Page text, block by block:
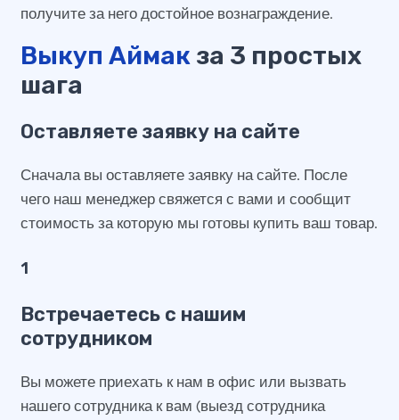
получите за него достойное вознаграждение.
Выкуп Аймак за 3 простых
шага
Оставляете заявку на сайте
Сначала вы оставляете заявку на сайте. После
чего наш менеджер свяжется с вами и сообщит
стоимость за которую мы готовы купить ваш товар.
1
Встречаетесь с нашим
сотрудником
Вы можете приехать к нам в офис или вызвать
нашего сотрудника к вам (выезд сотрудника